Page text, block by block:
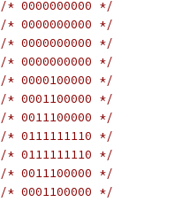
/* 0000000000 */
/* 0000000000 */
/* 0000000000 */
/* 0000000000 */
/* 0000100000 */
/* 0001100000 */
/* 0011100000 */
/* 0111111110 */
/* 0111111110 */
/* 0011100000 */
/* 0001100000 */